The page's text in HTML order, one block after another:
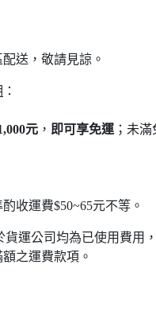
送，敬請見諒。
：
元 ， 即可享免運 ；未
收運費$50~65元不等。
貨運公司均為已使用費用
之運費款項。